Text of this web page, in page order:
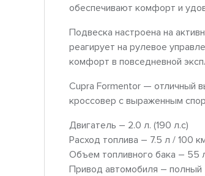
обеспечивают комфорт и
Подвеска настроена на
реагирует на рулевое
комфорт в повседневной
Cupra Formentor — отличный
кроссовер с выраженным
Двигатель – 2.0 л. (190 л.с)
Расход топлива – 7.5 л / 100
Объем топливного бака – 55
Привод автомобиля – полный